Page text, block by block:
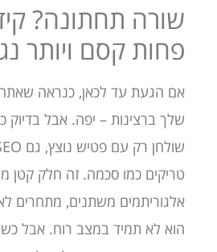
שורה תחתונה?
פחות קסם ויותר
אם הגעת עד לכאן, כנראה
שלך ברצינות – יפה. אבל בדיוק
טריקים כמו סכמה. זה חלק קטן
אלגוריתמים משתנים, מתחרים
הוא לא תמיד במצב רוח. אבל